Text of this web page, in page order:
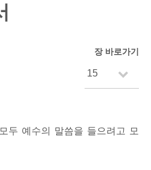
장 바로가기
두 예수의 말씀을 들으려고 모